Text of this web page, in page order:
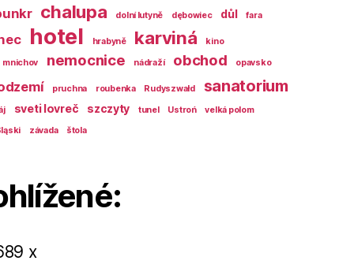
chalupa dolní lutyně dębowiec důl fara
hotel hrabyně karviná kino
mnichov nemocnice nádraží obchod opavsko
pruchna roubenka Rudyszwałd sanatorium
sveti lovreč szczyty tunel Ustroń
velká polom
závada štola
x